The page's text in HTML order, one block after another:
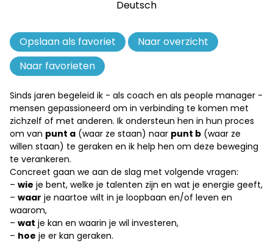
Deutsch
Opslaan als favoriet
Verwijderen
uit
Naar overzicht
Naar favorieten
Sinds jaren begeleid ik - als coach en als people manager -
mensen gepassioneerd om in verbinding te komen met
zichzelf of met anderen. Ik ondersteun hen in hun proces
om van punt a (waar ze staan) naar punt b (waar ze
willen staan) te geraken en ik help hen om deze beweging
te verankeren.
Concreet gaan we aan de slag met volgende vragen:
– wie je bent, welke je talenten zijn en wat je energie geeft,
– waar je naartoe wilt in je loopbaan en/of leven en
waarom,
– wat je kan en waarin je wil investeren,
– hoe je er kan geraken.